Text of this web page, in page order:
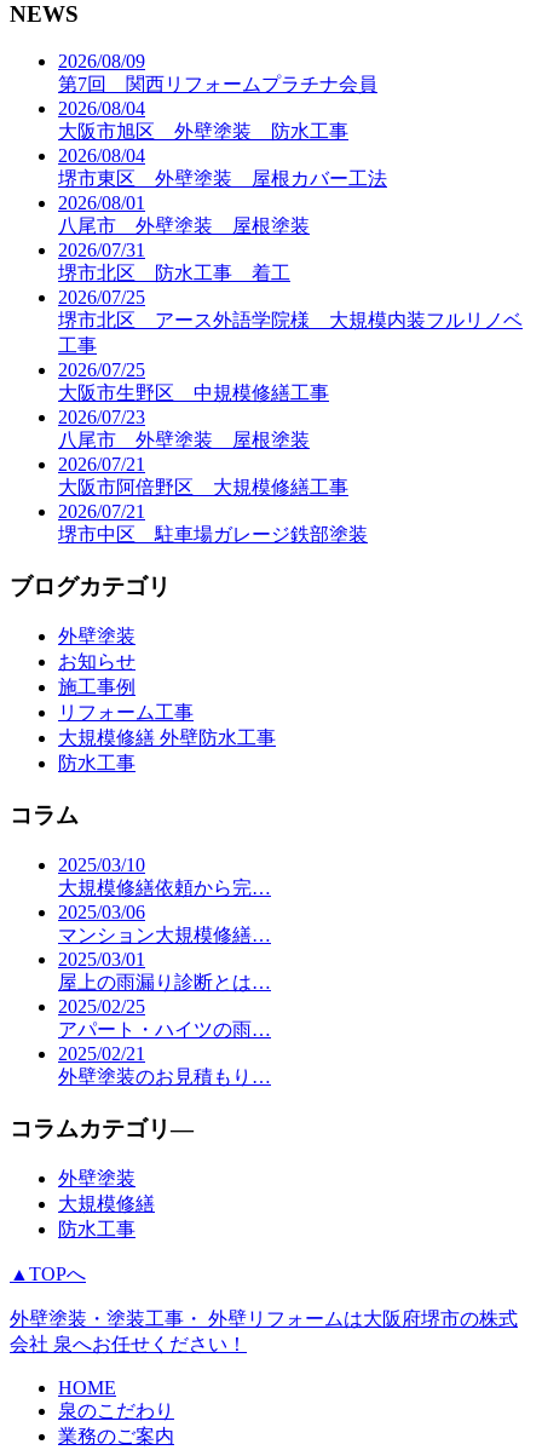
NEWS
2026/08/09
第7回 関西リフォームプラチナ会員
2026/08/04
大阪市旭区 外壁塗装 防水工事
2026/08/04
堺市東区 外壁塗装 屋根カバー工法
2026/08/01
八尾市 外壁塗装 屋根塗装
2026/07/31
堺市北区 防水工事 着工
2026/07/25
堺市北区 アース外語学院様 大規模内装フルリノベ
工事
2026/07/25
大阪市生野区 中規模修繕工事
2026/07/23
八尾市 外壁塗装 屋根塗装
2026/07/21
大阪市阿倍野区 大規模修繕工事
2026/07/21
堺市中区 駐車場ガレージ鉄部塗装
ブログカテゴリ
外壁塗装
お知らせ
施工事例
リフォーム工事
大規模修繕 外壁防水工事
防水工事
コラム
2025/03/10
大規模修繕依頼から完…
2025/03/06
マンション大規模修繕…
2025/03/01
屋上の雨漏り診断とは…
2025/02/25
アパート・ハイツの雨…
2025/02/21
外壁塗装のお見積もり…
コラムカテゴリ―
外壁塗装
大規模修繕
防水工事
▲TOPへ
外壁塗装・塗装工事・ 外壁リフォームは大阪府堺市の株式
会社 泉へお任せください！
HOME
泉のこだわり
業務のご案内